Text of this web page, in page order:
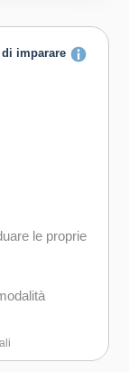
imparare
le proprie
costruttiva